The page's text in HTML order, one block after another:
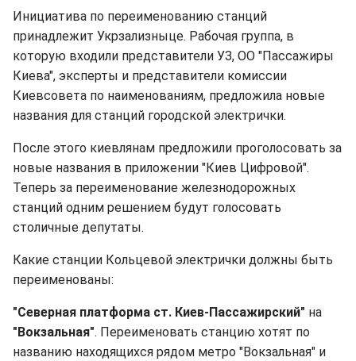
Инициатива по переименованию станций
принадлежит Укрзализныце. Рабочая группа, в
которую входили представители УЗ, ОО "Пассажиры
Киева", эксперты и представители комиссии
Киевсовета по наименованиям, предложила новые
названия для станций городской электрички.
После этого киевлянам предложили проголосовать за
новые названия в приложении "Киев Цифровой".
Теперь за переименование железнодорожных
станций одним решением будут голосовать
столичные депутаты.
Какие станции Кольцевой электрички должны быть
переименованы:
"Северная платформа ст. Киев-Пассажирский" на
"Вокзальная". Переименовать станцию хотят по
названию находящихся рядом метро "Вокзальная" и